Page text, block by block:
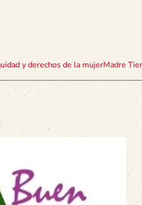
y derechos de la mujerMadre